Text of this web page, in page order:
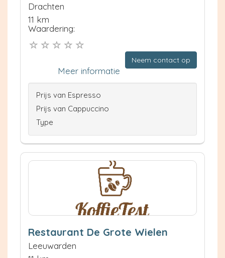
Drachten
11 km
Waardering:
Neem contact op
Meer informatie
Prijs van Espresso
Prijs van Cappuccino
Type
Restaurant De Grote Wielen
Leeuwarden